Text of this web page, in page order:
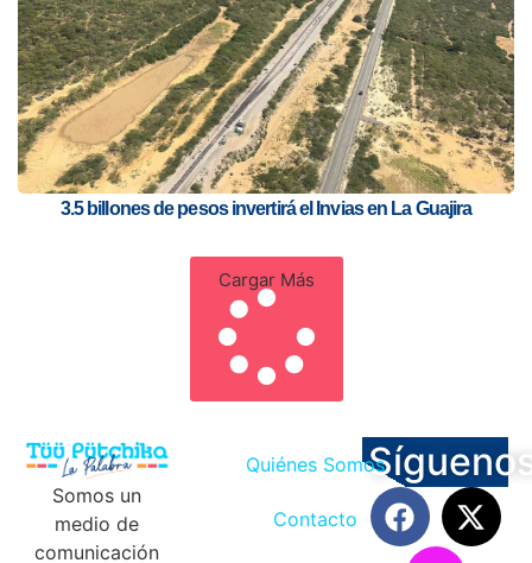
3.5 billones de pesos invertirá el Invias en La Guajira
Cargar Más
Somos un
medio de
comunicación
Quiénes Somos
Contacto